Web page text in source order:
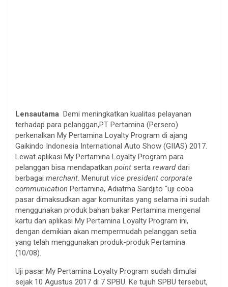
Lensautama Demi meningkatkan kualitas pelayanan
terhadap para pelanggan,PT Pertamina (Persero)
perkenalkan My Pertamina Loyalty Program di ajang
Gaikindo Indonesia International Auto Show (GIIAS) 2017.
Lewat aplikasi My Pertamina Loyalty Program para
pelanggan bisa mendapatkan point serta rewarddari
berbagai merchant. Menurut vice president corporate
communication Pertamina, Adiatma Sardjito “uji coba
pasar dimaksudkan agar komunitas yang selama ini sudah
menggunakan produk bahan bakar Pertamina mengenal
kartu dan aplikasi My Pertamina Loyalty Program ini,
dengan demikian akan mempermudah pelanggan setia
yang telah menggunakan produk-produk Pertamina
(10/08).
Uji pasar My Pertamina Loyalty Program sudah dimulai
sejak 10 Agustus 2017 di 7 SPBU. Ke tujuh SPBU tersebut,